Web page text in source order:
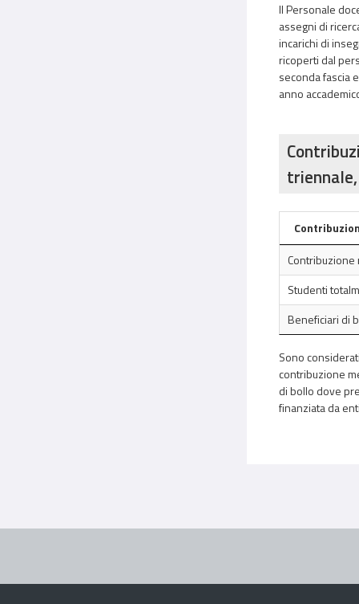
Il Personale
assegni di
incarichi di
ricoperti dal
seconda fascia
anno
Studenti
Beneficiari di
Sono
contribuzione
di bollo dove
finanziata da